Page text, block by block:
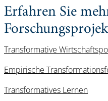
Erfahren Sie
Transformative
Empirische
Transformatives Lernen